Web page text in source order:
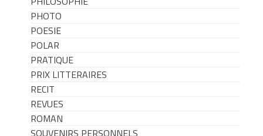
PHOTO
POESIE
POLAR
PRATIQUE
PRIX LITTERAIRES
RECIT
REVUES
ROMAN